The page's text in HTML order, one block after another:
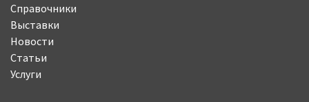
Справочники
Выставки
Новости
Статьи
Услуги